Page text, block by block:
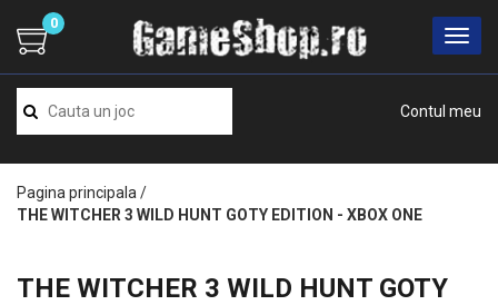
Contul meu
0
Pagina principala /
THE WITCHER 3 WILD HUNT GOTY EDITION - XBOX ONE
THE WITCHER 3 WILD HUNT GOTY